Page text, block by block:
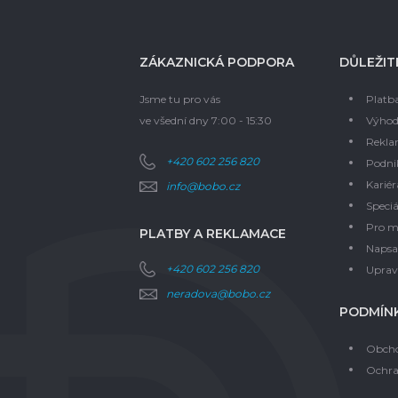
ZÁKAZNICKÁ PODPORA
Jsme tu pro vás
ve všední dny 7:00 - 15:30
+420 602 256 820
info@bobo.cz
PLATBY A REKLAMACE
+420 602 256 820
neradova@bobo.cz
Pro